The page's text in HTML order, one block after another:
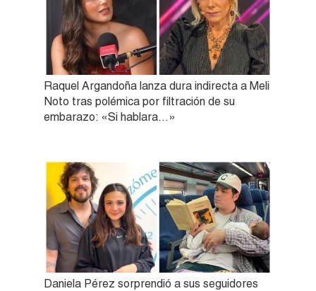
Raquel Argandoña lanza dura indirecta a Meli
Noto tras polémica por filtración de su
embarazo: «Si hablara…»
Daniela Pérez sorprendió a sus seguidores